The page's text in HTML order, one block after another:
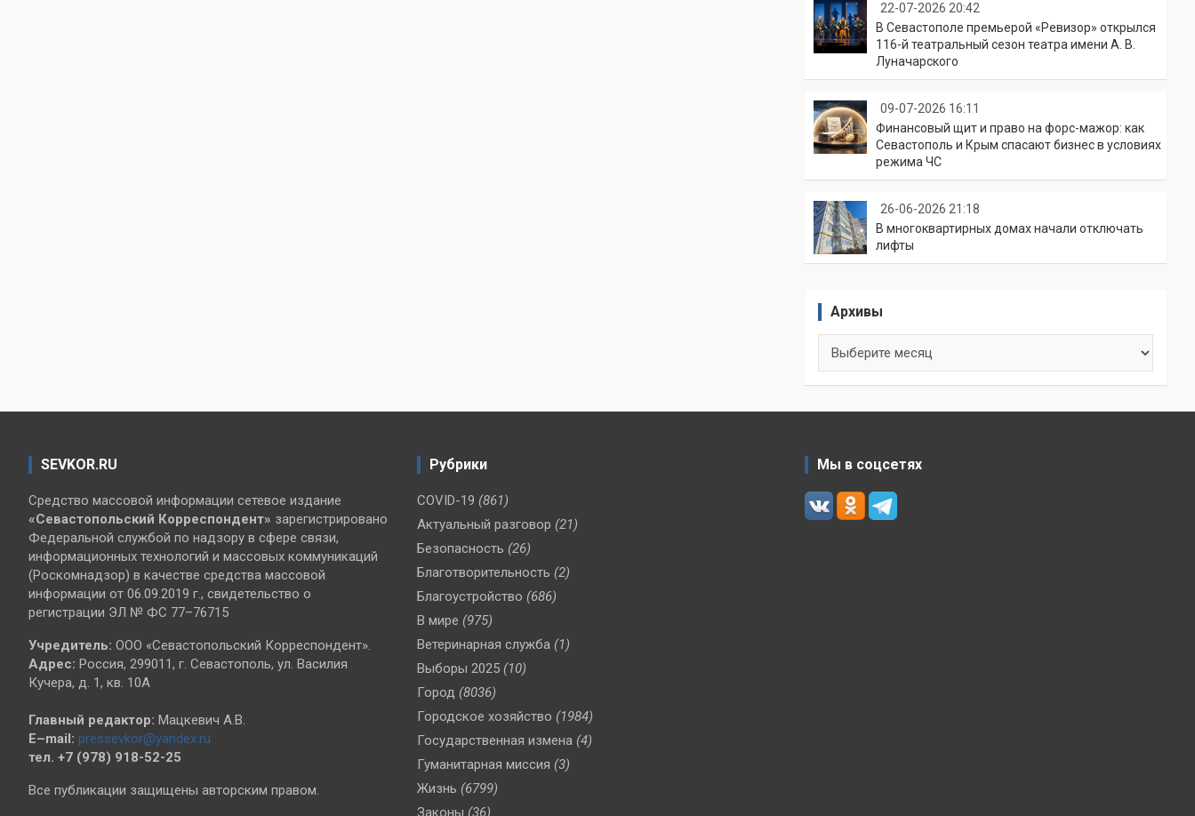
22-07-2026 20:42
В Севастополе премьерой «Ревизор» открылся
116-й театральный сезон театра имени А. В.
Луначарского
09-07-2026 16:11
Финансовый щит и право на форс-мажор: как
Севастополь и Крым спасают бизнес в условиях
режима ЧС
26-06-2026 21:18
В многоквартирных домах начали отключать
лифты
Архивы
SEVKOR.RU
Средство массовой информации сетевое издание
«Севастопольский Корреспондент» зарегистрировано
Федеральной службой по надзору в сфере связи,
информационных технологий и массовых коммуникаций
(Роскомнадзор) в качестве средства массовой
информации от 06.09.2019 г., свидетельство о
регистрации ЭЛ № ФС 77–76715
Учредитель: ООО «Севастопольский Корреспондент».
Адрес: Россия, 299011, г. Севастополь, ул. Василия
Кучера, д. 1, кв. 10А
Главный редактор: Мацкевич А.В.
E–mail: pressevkor@yandex.ru
тел. +7 (978) 918-52-25
Все публикации защищены авторским правом.
Рубрики
COVID-19 (861)
Актуальный разговор (21)
Безопасность (26)
Благотворительность (2)
Благоустройство (686)
В мире (975)
Ветеринарная служба (1)
Выборы 2025 (10)
Город (8036)
Городское хозяйство (1984)
Государственная измена (4)
Гуманитарная миссия (3)
Жизнь (6799)
Законы (36)
Мы в соцсетях